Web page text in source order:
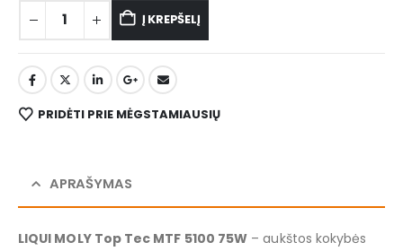
Į KREPŠELĮ
PRIDĖTI PRIE MĖGSTAMIAUSIŲ
APRAŠYMAS
LIQUI MOLY Top Tec MTF 5100 75W – aukštos kokybės